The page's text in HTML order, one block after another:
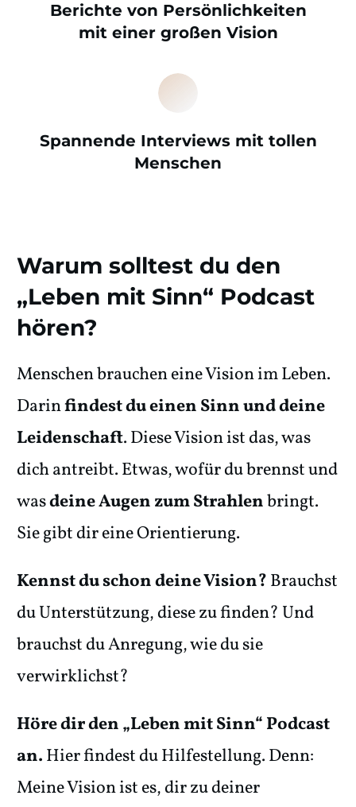
Berichte von Persönlichkeiten
mit einer großen Vision
Spannende Interviews mit tollen
Menschen
Warum solltest du den
„Leben mit Sinn“ Podcast
hören?
Menschen brauchen eine Vision im Leben.
Darinfindest du einen Sinn und deine
Leidenschaft. Diese Vision ist das, was
dich antreibt. Etwas, wofür du brennst und
wasdeine Augen zum Strahlenbringt.
Sie gibt dir eine Orientierung.
Kennst du schon deine Vision?Brauchst
du Unterstützung, diese zu finden? Und
brauchst du Anregung, wie du sie
verwirklichst?
Höre dir den „Leben mit Sinn“ Podcast
an.Hier findest du Hilfestellung. Denn:
Meine Vision ist es, dir zu deiner